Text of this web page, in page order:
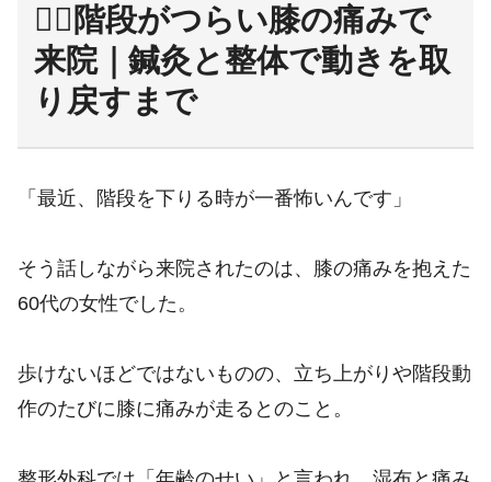
🚶‍♀️階段がつらい膝の痛みで
来院｜鍼灸と整体で動きを取
り戻すまで
「最近、階段を下りる時が一番怖いんです」
そう話しながら来院されたのは、膝の痛みを抱えた
60代の女性でした。
歩けないほどではないものの、立ち上がりや階段動
作のたびに膝に痛みが走るとのこと。